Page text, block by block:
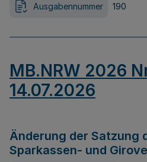
Ausgabennummer 190
MB.NRW 2026
14.07.2026
Änderung der Satzung
Sparkassen- und